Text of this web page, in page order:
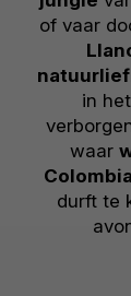
of vaar
in het
waar
Colombia
durft te